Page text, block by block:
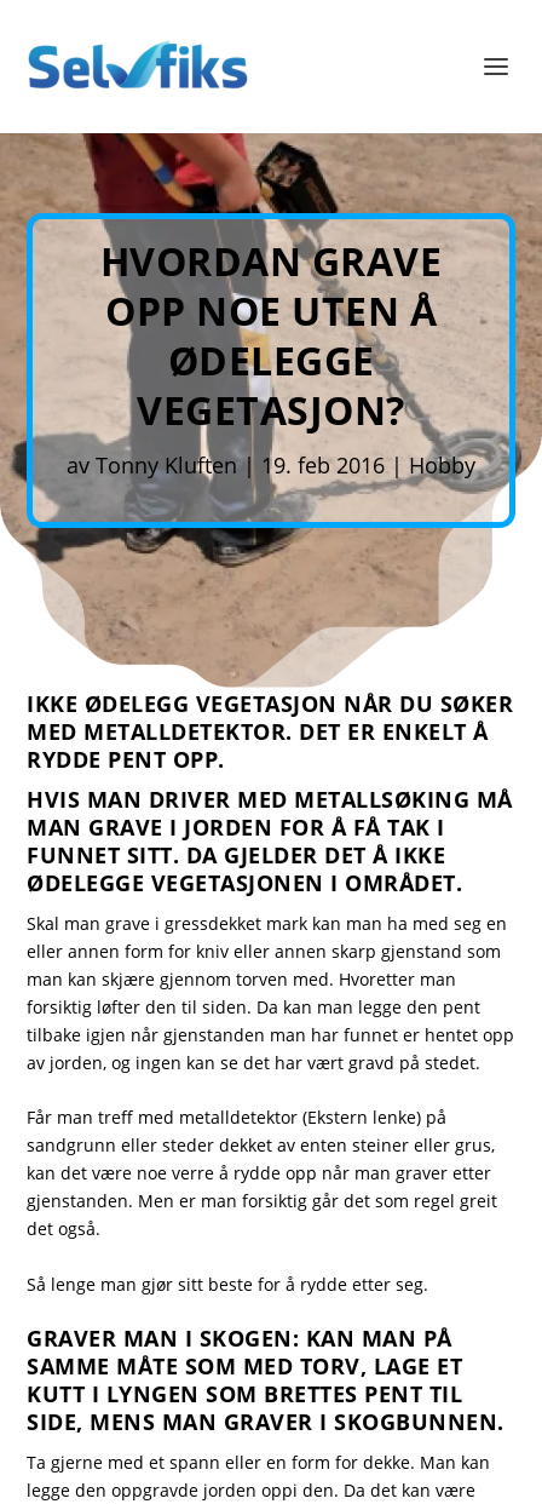
HVORDAN GRAVE
OPP NOE UTEN Å
ØDELEGGE
VEGETASJON?
av Tonny Kluften| 19. feb 2016| Hobby
IKKE ØDELEGG VEGETASJON NÅR DU SØKER
MED METALLDETEKTOR. DET ER ENKELT Å
RYDDE PENT OPP.
HVIS MAN DRIVER MED METALLSØKING MÅ
MAN GRAVE I JORDEN FOR Å FÅ TAK I
FUNNET SITT. DA GJELDER DET Å IKKE
ØDELEGGE VEGETASJONEN I OMRÅDET.
Skal man grave i gressdekket mark kan man ha med seg en
eller annen form for kniv eller annen skarp gjenstand som
man kan skjære gjennom torven med. Hvoretter man
forsiktig løfter den til siden. Da kan man legge den pent
tilbake igjen når gjenstanden man har funnet er hentet opp
av jorden, og ingen kan se det har vært gravd på stedet.
Får mantreff med metalldetektor (Ekstern lenke) på
sandgrunn eller steder dekket av enten steiner eller grus,
kan det være noe verre å rydde opp når man graver etter
gjenstanden. Men er man forsiktig går det som regel greit
det også.
Så lenge man gjør sitt beste for å rydde etter seg.
GRAVER MAN I SKOGEN: KAN MAN PÅ
SAMME MÅTE SOM MED TORV, LAGE ET
KUTT I LYNGEN SOM BRETTES PENT TIL
SIDE, MENS MAN GRAVER I SKOGBUNNEN.
Ta gjerne med et spann eller en form for dekke. Man kan
legge den oppgravde jorden oppi den. Da det kan være